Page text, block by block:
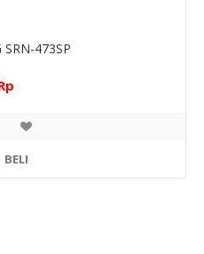
SRN-473SP
BELI